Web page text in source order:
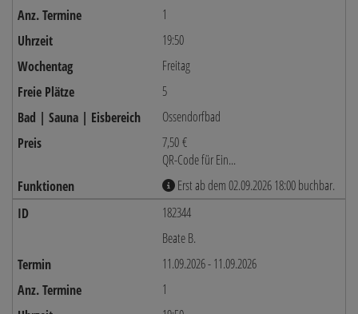
1
19:50
Freitag
5
Ossendorfbad
7,50 €
QR-Code für Ein...
Erst ab dem 02.09.2026 18:00 buchbar.
182344
Beate B.
11.09.2026 - 11.09.2026
1